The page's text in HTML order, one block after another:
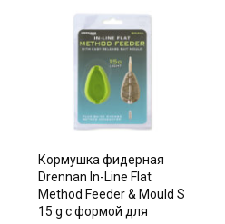
Кормушка фидерная
Drennan In-Line Flat
Method Feeder & Mould S
15 g с формой для